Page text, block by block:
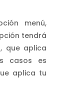
menú,
tendrá
que aplica
casos es
aplica tu